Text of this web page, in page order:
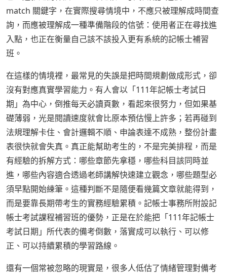
match 關鍵字，在實際搜尋情境中，不應只被理解成時間查
詢，而應被理解成一種準備階段的信號：使用者正在尋找進
入點，也正在衡量自己該不該投入更有系統的記帳士補習
班。
在這樣的情境裡，最常見的失誤是把時間規劃做成形式，卻
沒有對應真實學習能力。有人會以「111年記帳士考試日
期」為中心，倒推每天必讀頁數，看起來很努力，但如果基
礎薄弱，光是閱讀速度就會比原本預估慢上許多；若再碰到
法規理解卡住、會計邏輯不順、申論表達不成熟，整份計畫
表很快就會失真。真正能幫助考生的，不是完美排程，而是
有經驗的拆解方式：哪些章節先拿穩，哪些科目該同時並
進，哪些內容適合透過老師講解快速建立觀念，哪些題型必
須早點開始練筆。這種判斷不是隨便看幾篇文章就能得到，
而是要靠長期帶考生的實務經驗累積。記帳士事務所附設記
帳士考試課程補習班的優勢，正是在於能把「111年記帳士
考試日期」所代表的備考倒數，落實成可以執行、可以修
正、可以持續累積的學習路線。
還有一個常被忽略的現實是，很多人低估了情緒管理對備考